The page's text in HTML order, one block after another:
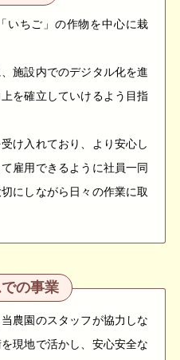
いちご」の作物を中心に栽
施設内でのデジタル化を進
を確立していけるよう目指
け入れており、より安心し
雇用できるように社員一同
にしながら日々の作業に取
の事業
農園のスタッフが協力しな
現地で活かし、安心安全な